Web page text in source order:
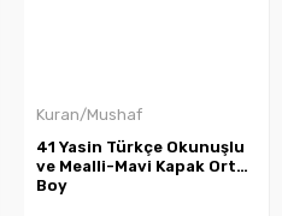
Kuran/Mushaf
41 Yasin Türkçe Okunuşlu
ve Mealli-Mavi Kapak Orta
Boy